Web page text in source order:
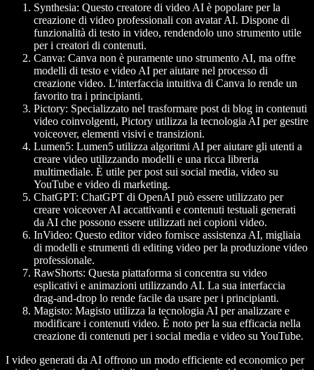
Synthesia: Questo creatore di video AI è popolare per la
creazione di video professionali con avatar AI. Dispone di
funzionalità di testo in video, rendendolo uno strumento utile
per i creatori di contenuti.
Canva: Canva non è puramente uno strumento AI, ma offre
modelli di testo e video AI per aiutare nel processo di
creazione video. L'interfaccia intuitiva di Canva lo rende un
favorito tra i principianti.
Pictory: Specializzato nel trasformare post di blog in contenuti
video coinvolgenti, Pictory utilizza la tecnologia AI per gestire
voiceover, elementi visivi e transizioni.
Lumen5: Lumen5 utilizza algoritmi AI per aiutare gli utenti a
creare video utilizzando modelli e una ricca libreria
multimediale. È utile per post sui social media, video su
YouTube e video di marketing.
ChatGPT: ChatGPT di OpenAI può essere utilizzato per
creare voiceover AI accattivanti e contenuti testuali generati
da AI che possono essere utilizzati nei copioni video.
InVideo: Questo editor video fornisce assistenza AI, migliaia
di modelli e strumenti di editing video per la produzione video
professionale.
RawShorts: Questa piattaforma si concentra su video
esplicativi e animazioni utilizzando AI. La sua interfaccia
drag-and-drop lo rende facile da usare per i principianti.
Magisto: Magisto utilizza la tecnologia AI per analizzare e
modificare i contenuti video. È noto per la sua efficacia nella
creazione di contenuti per i social media e video su YouTube.
I video generati da AI offrono un modo efficiente ed economico per